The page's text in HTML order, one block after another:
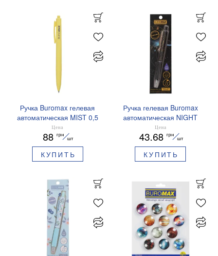
Ручка Buromax гелевая
автоматическая MIST 0,5
мм синие чернила
BM.83103
Цена
88 грн
шт
КУПИТЬ
Ручка гелевая Buromax
автоматическая NIGHT
SKY ZODIAC 0.5 мм
ароматизированный грипп
синие чернила BM.8379-
01
Цена
43.68 грн
шт
КУПИТЬ